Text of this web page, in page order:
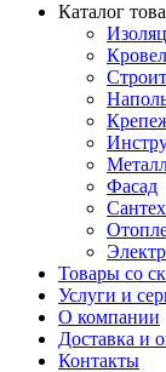
Каталог
Фасад
Товары со
Услуги и
О компании
Доставка и
Контакты